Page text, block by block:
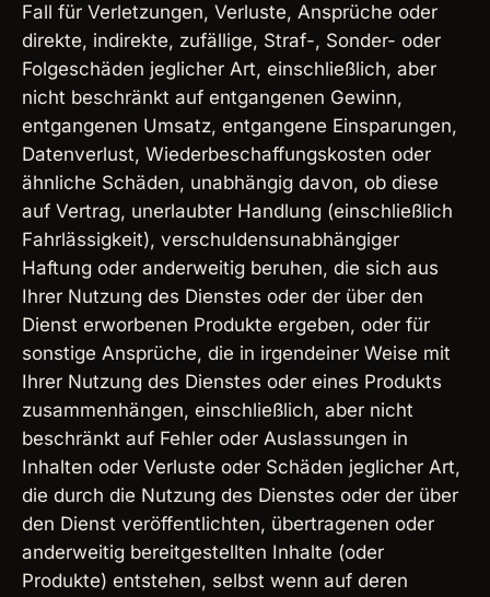
Fall für Verletzungen, Verluste, Ansprüche oder
direkte, indirekte, zufällige, Straf-, Sonder- oder
Folgeschäden jeglicher Art, einschließlich, aber
nicht beschränkt auf entgangenen Gewinn,
entgangenen Umsatz, entgangene Einsparungen,
Datenverlust, Wiederbeschaffungskosten oder
ähnliche Schäden, unabhängig davon, ob diese
auf Vertrag, unerlaubter Handlung (einschließlich
Fahrlässigkeit), verschuldensunabhängiger
Haftung oder anderweitig beruhen, die sich aus
Ihrer Nutzung des Dienstes oder der über den
Dienst erworbenen Produkte ergeben, oder für
sonstige Ansprüche, die in irgendeiner Weise mit
Ihrer Nutzung des Dienstes oder eines Produkts
zusammenhängen, einschließlich, aber nicht
beschränkt auf Fehler oder Auslassungen in
Inhalten oder Verluste oder Schäden jeglicher Art,
die durch die Nutzung des Dienstes oder der über
den Dienst veröffentlichten, übertragenen oder
anderweitig bereitgestellten Inhalte (oder
Produkte) entstehen, selbst wenn auf deren